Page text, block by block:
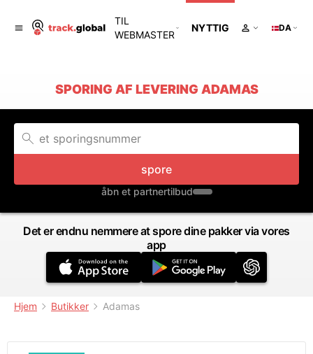
TIL
WEBMASTER
NYTTIG DA
SPORING AF LEVERING ADAMAS
spore
åbn et partnertilbud
Det er endnu nemmere at spore dine pakker via vores
app
Hjem Butikker Adamas